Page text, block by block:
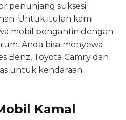
penunjang suksesi
Untuk itulah kami
mobil pengantin dengan
Anda bisa menyewa
Benz, Toyota Camry dan
untuk kendaraan
Kamal